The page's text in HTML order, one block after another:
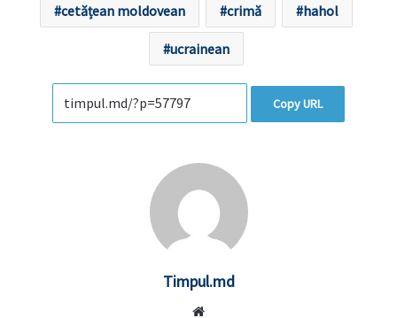
cetățean moldovean crimă hahol
ucrainean
Copy URL
Timpul.md